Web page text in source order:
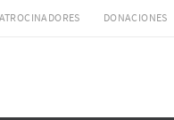
DONACIONES